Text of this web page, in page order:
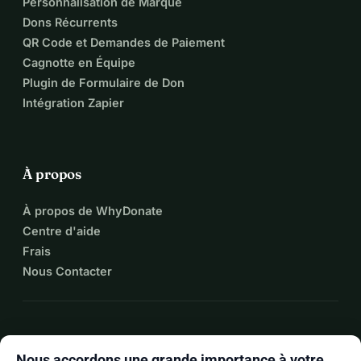
Dons Récurrents
QR Code et Demandes de Paiement
Cagnotte en Équipe
Plugin de Formulaire de Don
Intégration Zapier
À propos
À propos de WhyDonate
Centre d'aide
Frais
Nous Contacter